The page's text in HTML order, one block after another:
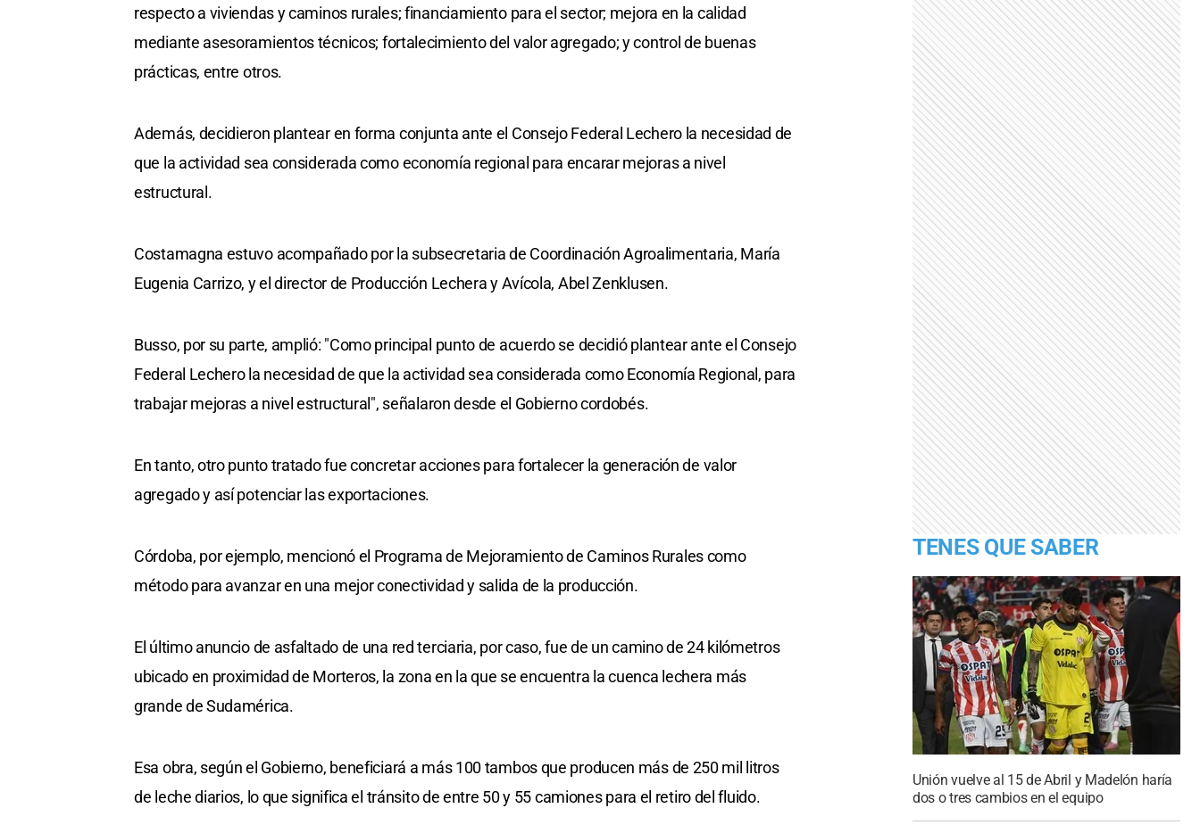
respecto a viviendas y caminos rurales; financiamiento para el sector; mejora en la calidad
mediante asesoramientos técnicos; fortalecimiento del valor agregado; y control de buenas
prácticas, entre otros.
Además, decidieron plantear en forma conjunta ante el Consejo Federal Lechero la necesidad de
que la actividad sea considerada como economía regional para encarar mejoras a nivel
estructural.
Costamagna estuvo acompañado por la subsecretaria de Coordinación Agroalimentaria, María
Eugenia Carrizo, y el director de Producción Lechera y Avícola, Abel Zenklusen.
Busso, por su parte, amplió: "Como principal punto de acuerdo se decidió plantear ante el Consejo
Federal Lechero la necesidad de que la actividad sea considerada como Economía Regional, para
trabajar mejoras a nivel estructural", señalaron desde el Gobierno cordobés.
En tanto, otro punto tratado fue concretar acciones para fortalecer la generación de valor
agregado y así potenciar las exportaciones.
Córdoba, por ejemplo, mencionó el Programa de Mejoramiento de Caminos Rurales como
método para avanzar en una mejor conectividad y salida de la producción.
El último anuncio de asfaltado de una red terciaria, por caso, fue de un camino de 24 kilómetros
ubicado en proximidad de Morteros, la zona en la que se encuentra la cuenca lechera más
grande de Sudamérica.
Esa obra, según el Gobierno, beneficiará a más 100 tambos que producen más de 250 mil litros
de leche diarios, lo que significa el tránsito de entre 50 y 55 camiones para el retiro del fluido.
TENES QUE SABER
Unión vuelve al 15 de Abril y Madelón haría
dos o tres cambios en el equipo